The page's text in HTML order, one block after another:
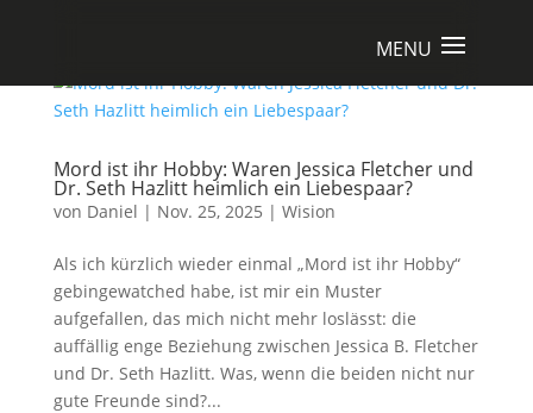
Mord ist ihr Hobby: Waren Jessica Fletcher und
Dr. Seth Hazlitt heimlich ein Liebespaar?
von Daniel | Nov. 25, 2025 | Wision
Als ich kürzlich wieder einmal „Mord ist ihr Hobby“
gebingewatched habe, ist mir ein Muster
aufgefallen, das mich nicht mehr loslässt: die
auffällig enge Beziehung zwischen Jessica B. Fletcher
und Dr. Seth Hazlitt. Was, wenn die beiden nicht nur
gute Freunde sind?...